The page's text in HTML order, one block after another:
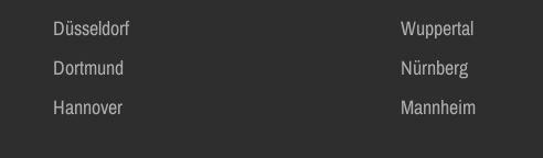
Düsseldorf
Wuppertal
Dortmund
Nürnberg
Hannover
Mannheim